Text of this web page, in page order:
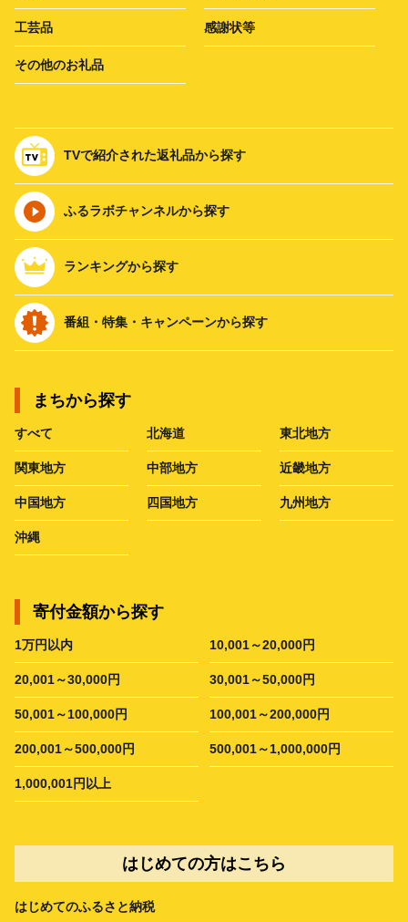
工芸品 感謝状等
その他のお礼品
TVで紹介された返礼品から探す
ふるラボチャンネルから探す
ランキングから探す
番組・特集・キャンペーンから探す
まちから探す
すべて 北海道 東北地方
関東地方 中部地方 近畿地方
中国地方 四国地方 九州地方
沖縄
寄付金額から探す
1万円以内 10,001～20,000円
20,001～30,000円 30,001～50,000円
50,001～100,000円 100,001～200,000円
200,001～500,000円 500,001～1,000,000円
1,000,001円以上
はじめての方はこちら
はじめてのふるさと納税